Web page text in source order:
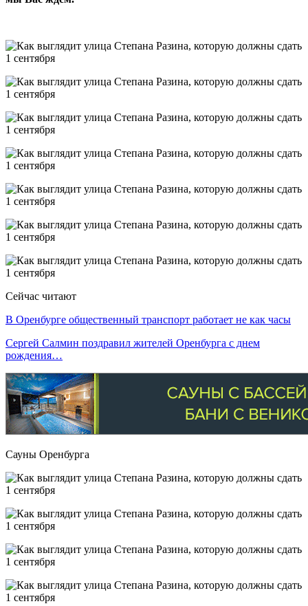
Сейчас читают
В Оренбурге общественный транспорт работает не как часы
Сергей Салмин поздравил жителей Оренбурга с днем
рождения…
Сауны Оренбурга